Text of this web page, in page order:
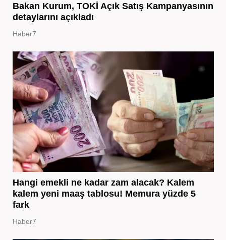
Bakan Kurum, TOKİ Açık Satış Kampanyasının
detaylarını açıkladı
Haber7
Hangi emekli ne kadar zam alacak? Kalem
kalem yeni maaş tablosu! Memura yüzde 5
fark
Haber7